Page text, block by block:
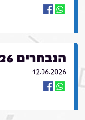
הנבחרים 12.6.26
12.06.2026